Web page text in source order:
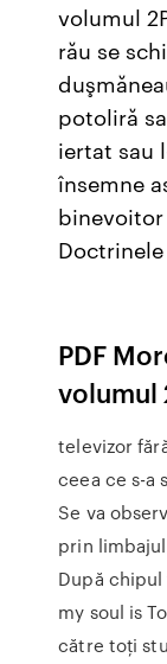
volumul
rău se
potoliră
iertat sau
însemne
binevoitor
PDF
volumul
televizor
ceea ce s-a
Se va
prin
După chipul
my soul is
către toţi